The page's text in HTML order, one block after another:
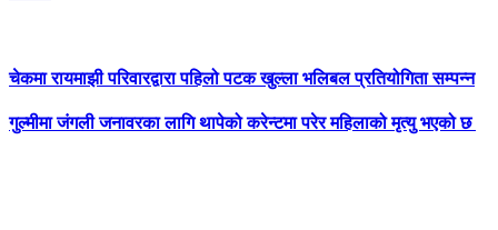
चेकमा रायमाझी परिवारद्वारा पहिलो पटक खुल्ला भलिबल प्रतियोगिता सम्पन्न
गुल्मीमा जंगली जनावरका लागि थापेको करेन्टमा परेर महिलाको मृत्यु भएको छ